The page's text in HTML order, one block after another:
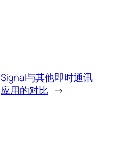
Signal与其他即时通讯
应用的对比 →